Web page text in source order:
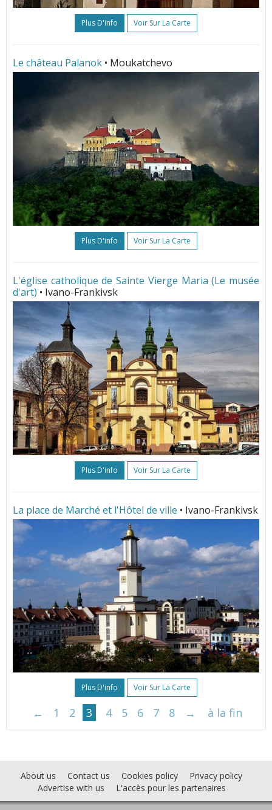
Plus D'info Voir Sur La Carte
Le château Palanok • Moukatchevo
Plus D'info Voir Sur La Carte
L'église catholique de Sainte Vierge Maria (Le musée
d'art) • Ivano-Frankivsk
Plus D'info Voir Sur La Carte
La place de Marché et l'Hôtel de ville • Ivano-Frankivsk
Plus D'info Voir Sur La Carte
← 1 2 3 4 5 6 7 8 → à la fin
About us Contact us Cookies policy
Privacy policy
Advertise with us
L'accès pour les partenaires